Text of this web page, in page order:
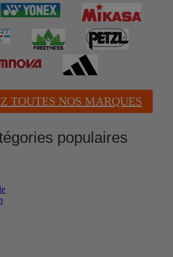
TOUTES NOS MARQUES
populaires